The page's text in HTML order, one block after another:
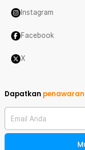
Instagram
Facebook
X
Dapatkan
Email Anda